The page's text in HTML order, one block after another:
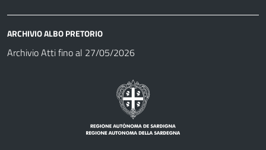
ARCHIVIO ALBO PRETORIO
Archivio Atti fino al 27/05/2026